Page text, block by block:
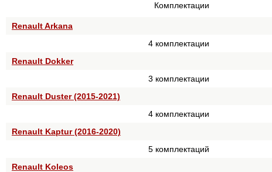
Комплектации
Renault Arkana
4 комплектации
Renault Dokker
3 комплектации
Renault Duster (2015-2021)
4 комплектации
Renault Kaptur (2016-2020)
5 комплектаций
Renault Koleos